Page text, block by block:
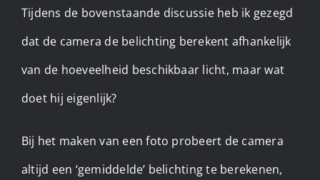
Tijdens de bovenstaande discussie heb ik gezegd
dat de camera de belichting berekent afhankelijk
van de hoeveelheid beschikbaar licht, maar wat
doet hij eigenlijk?
Bij het maken van een foto probeert de camera
altijd een ‘gemiddelde’ belichting te berekenen,